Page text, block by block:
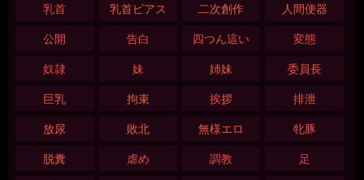
乳首 乳首ピアス 二次創作 人間便器
公開 告白 四つん這い 変態
奴隷 妹 姉妹 委員長
巨乳 拘束 挨拶 排泄
放尿 敗北 無様エロ 牝豚
脱糞 虐め 調教 足